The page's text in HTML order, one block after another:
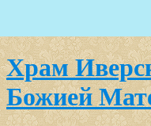
Храм
Божией